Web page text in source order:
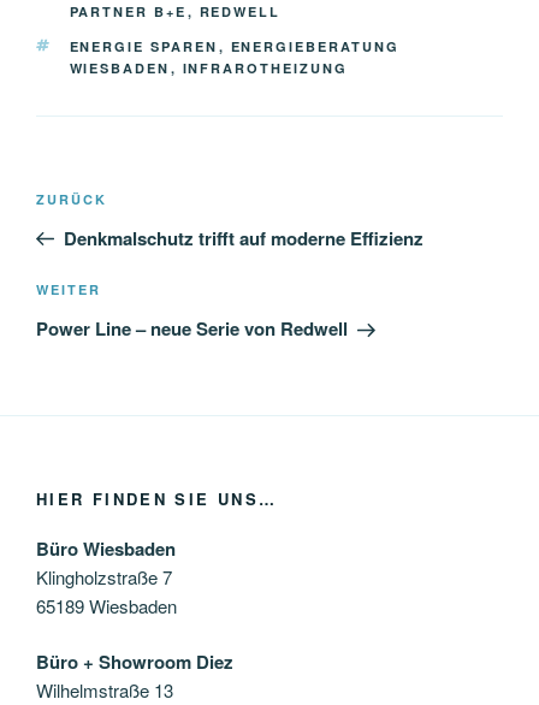
PARTNER B+E , REDWELL
SCHLAGWÖRTER
ENERGIE SPAREN , ENERGIEBERATUNG
WIESBADEN , INFRAROTHEIZUNG
Beitragsnavigation
Vorheriger
Beitrag
ZURÜCK
Denkmalschutz trifft auf moderne Effizienz
Nächster
Beitrag
WEITER
Power Line – neue Serie von Redwell
HIER FINDEN SIE UNS…
Büro Wiesbaden
Klingholzstraße 7
65189 Wiesbaden
Büro + Showroom Diez
Wilhelmstraße 13